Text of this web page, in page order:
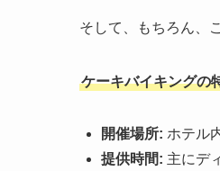
そして、もちろん、
ケーキバイキングの
開催場所: ホテル
提供時間: 主にデ